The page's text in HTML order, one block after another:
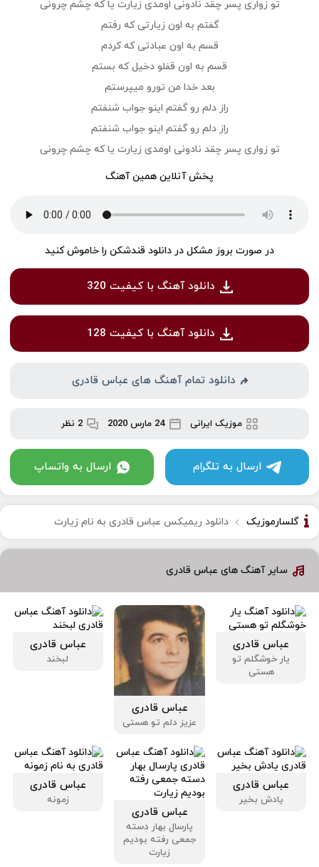
تو زواری پسر چقد نادونی اومدی زیارت یا که چشم چرونی
گفتم به اون زیارتی که رفتم
قسم به اون عبادتی که کردم
قسم به اون قفلو دخیل که بستم
بعد خدا من تورو میپرستم
راز دلم رو گفتم اینو جواب شنفتم
راز دلم رو گفتم اینو جواب شنفتم
تو زواری پسر چقد نادونی اومدی زیارت یا که چشم چرونی
پخش آنلاین همین آهنگ
در صورت بروز مشکل در دانلود قندشکن را خاموش کنید
دانلود آهنگ با کیفیت 320
دانلود آهنگ با کیفیت 128
دانلود تمام آهنگ های عباس قادری
موزیک ایرانی 24 مارس 2020 2 نظر
ارسال به تلگرام ارسال به واتساپ
گلسارموزیک دانلود ریمیکس عباس قادری به نام زیارت
سایر آهنگ های عباس قادری
عباس قادری
یار خوشگلم تو
هستی
عباس قادری
عزیز دلم تو هستی
عباس قادری
لبخند
عباس قادری
یادش بخیر
عباس قادری
پارسال بهار دسته
جمعی رفته بودیم
زیارت
عباس قادری
زمونه